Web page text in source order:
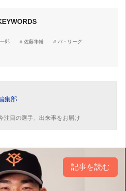
郎 佐藤隼輔
パ・リーグ
集部
注目の選手、出来事をお届け
記事を読む